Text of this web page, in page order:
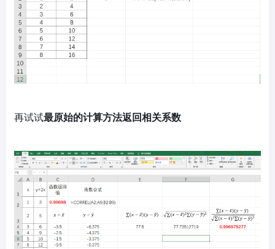
再试试最原始的计算方法返回相关系数